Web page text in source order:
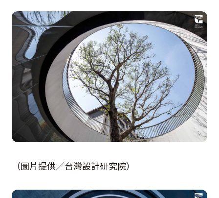
（圖片提供／台灣設計研究院）